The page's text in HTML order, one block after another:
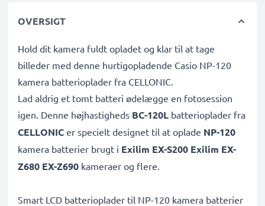
OVERSIGT
Hold dit kamera fuldt opladet og klar til at tage
billeder med denne hurtigopladende Casio NP-120
kamera batterioplader fra CELLONIC.
Lad aldrig et tomt batteri ødelægge en fotosession
igen. Denne højhastigheds BC-120L batterioplader fra
CELLONIC er specielt designet til at oplade NP-120
kamera batterier brugt i Exilim EX-S200 Exilim EX-
Z680 EX-Z690 kameraer og flere.
Smart LCD batterioplader til NP-120 kamera batterier